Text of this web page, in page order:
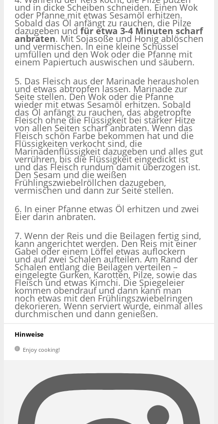
und in dicke Scheiben schneiden. Einen Wok
oder Pfanne mit etwas Sesamöl erhitzen.
Sobald das Öl anfängt zu rauchen, die Pilze
dazugeben und für etwa 3-4 Minuten scharf
anbraten. Mit Sojasoße und Honig ablöschen
und vermischen. In eine kleine Schüssel
umfüllen und den Wok oder die Pfanne mit
einem Papiertuch auswischen und säubern.
5. Das Fleisch aus der Marinade herausholen
und etwas abtropfen lassen. Marinade zur
Seite stellen. Den Wok oder die Pfanne
wieder mit etwas Sesamöl erhitzen. Sobald
das Öl anfängt zu rauchen, das abgetropfte
Fleisch ohne die Flüssigkeit bei starker Hitze
von allen Seiten scharf anbraten. Wenn das
Fleisch schön Farbe bekommen hat und die
Flüssigkeiten verkocht sind, die
Marinadenflüssigkeit dazugeben und alles gut
verrühren, bis die Flüssigkeit eingedickt ist
und das Fleisch rundum damit überzogen ist.
Den Sesam und die weißen
Frühlingszwiebelröllchen dazugeben,
vermischen und dann zur Seite stellen.
6. In einer Pfanne etwas Öl erhitzen und zwei
Eier darin anbraten.
7. Wenn der Reis und die Beilagen fertig sind,
kann angerichtet werden. Den Reis mit einer
Gabel oder einem Löffel etwas auflockern
und auf zwei Schalen aufteilen. Am Rand der
Schalen entlang die Beilagen verteilen –
eingelegte Gurken, Karotten, Pilze, sowie das
Fleisch und etwas Kimchi. Die Spiegeleier
kommen obendrauf und dann kann man
noch etwas mit den Frühlingszwiebelringen
dekorieren. Wenn serviert wurde, einmal alles
durchmischen und dann genießen.
Hinweise
Enjoy cooking!